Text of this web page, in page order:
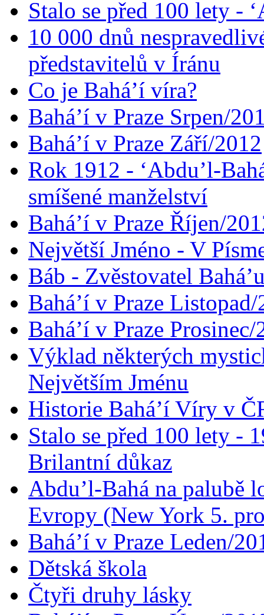
Stalo se před 100 lety -
10 000 dnů
představitelů v Íránu
Co je Bahá’í víra?
Bahá’í v Praze Srpen/
Bahá’í v Praze Září/2012
Rok 1912 - ‘Abdu’l-
smíšené manželství
Bahá’í v Praze Říjen/
Největší Jméno - V
Báb - Zvěstovatel
Bahá’í v Praze
Bahá’í v Praze Prosinec/
Výklad některých
Největším Jménu
Historie Bahá’í Víry v
Stalo se před 100 lety -
Brilantní důkaz
Abdu’l-Bahá na palubě
Evropy (New York 5.
Bahá’í v Praze Leden/
Dětská škola
Čtyři druhy lásky